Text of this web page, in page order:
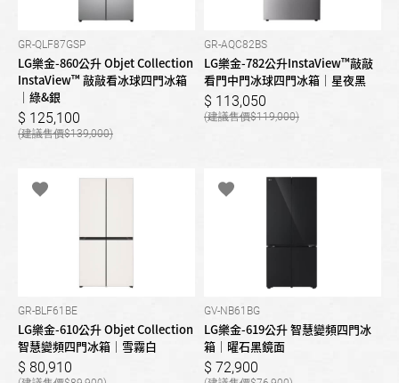
GR-QLF87GSP
LG樂金-860公升 Objet Collection
InstaView™ 敲敲看冰球四門冰箱
｜綠&銀
125,100
139,000
GR-AQC82BS
LG樂金-782公升InstaView™敲敲
看門中門冰球四門冰箱｜星夜黑
113,050
119,000
GR-BLF61BE
LG樂金-610公升 Objet Collection
智慧變頻四門冰箱｜雪霧白
80,910
GV-NB61BG
LG樂金-619公升 智慧變頻四門冰
箱｜曜石黑鏡面
72,900